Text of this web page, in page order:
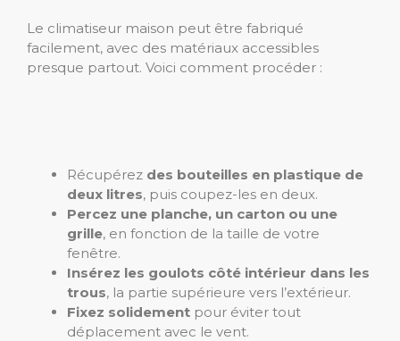
Le climatiseur maison peut être fabriqué
facilement, avec des matériaux accessibles
presque partout. Voici comment procéder :
Récupérez des bouteilles en plastique de
deux litres, puis coupez-les en deux.
Percez une planche, un carton ou une
grille, en fonction de la taille de votre
fenêtre.
Insérez les goulots côté intérieur dans les
trous, la partie supérieure vers l’extérieur.
Fixez solidement pour éviter tout
déplacement avec le vent.